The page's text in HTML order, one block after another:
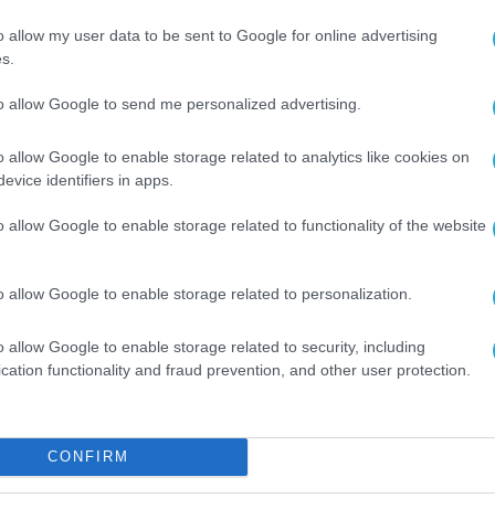
allow my user data to be sent to Google for online advertising
allow Google to send me personalized advertising.
allow Google to enable storage related to analytics like cookies on
identifiers in apps.
allow Google to enable storage related to functionality of the website
allow Google to enable storage related to personalization.
allow Google to enable storage related to security, including
functionality and fraud prevention, and other user protection.
CONFIRM
ότι η επίθεση δεν έχει σταματήσει ακόμα.
della notte scorsa. 460 droni sono stati
reso noto l’aeronautica militare ucraina
Dc8y210GOk
‼️🇺🇦🏴‍☠
and drones rush to western Ukraine.
Rivne/Dubno, enemy resources report.
attack (drones) on the Rivne region. Rivne